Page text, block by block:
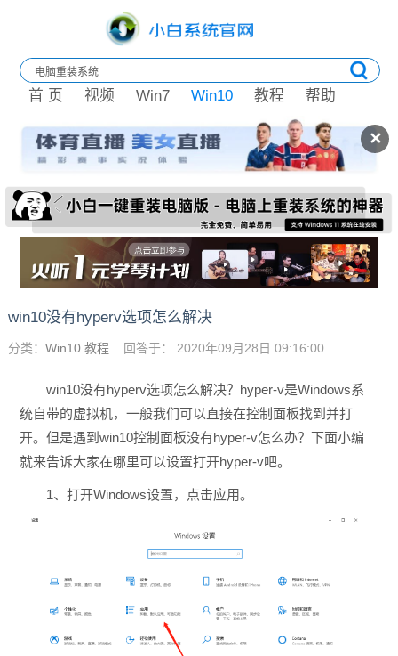
✕
首 页 视频 Win7 Win10 教程 帮助
win10没有hyperv选项怎么解决
分类： Win10 教程 回答于： 2020年09月28日 09:16:00
win10没有hyperv选项怎么解决？hyper-v是Windows系
统自带的虚拟机，一般我们可以直接在控制面板找到并打
开。但是遇到win10控制面板没有hyper-v怎么办？下面小编
就来告诉大家在哪里可以设置打开hyper-v吧。
1、打开Windows设置，点击应用。